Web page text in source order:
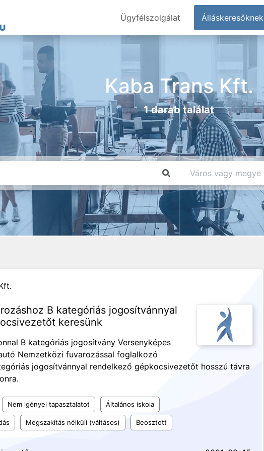
Ügyfélszolgálat Álláskeresőknek
Kaba Trans Kft.
1 darab találat
B kategóriás jogosítvánnyal
keresünk
B kategóriás jogosítvány Versenyképes
Nemzetközi fuvarozással foglalkozó
jogosítvánnyal rendelkező gépkocsivezetőt hosszú távra
Nem igényel tapasztalatot Általános iskola
Megszakítás nélküli (váltásos) Beosztott